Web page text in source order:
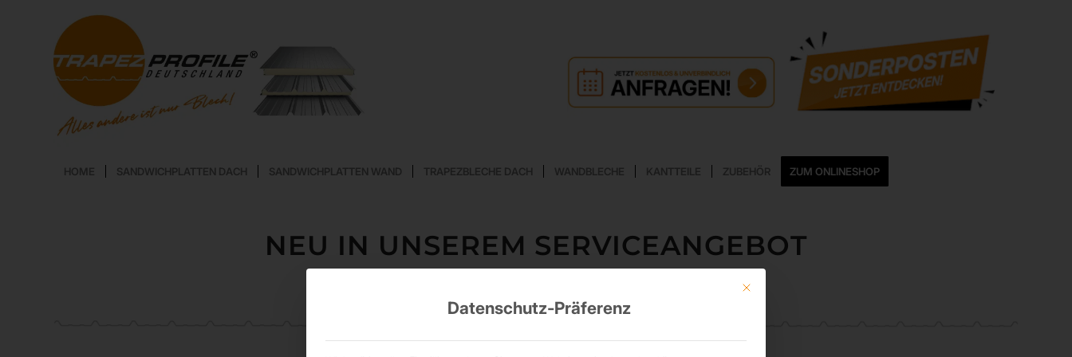
HOME SANDWICHPLATTEN DACH SANDWICHPLATTEN WAND TRAPEZBLECHE DACH WANDBLECHE KANTTEILE ZUBEHÖR ZUM ONLINESHOP
NEU IN UNSEREM SERVICEANGEBOT
Mit diesem Button wird der Dialog geschlossen. Seine Funktionalität ist
Datenschutz-Präferenz